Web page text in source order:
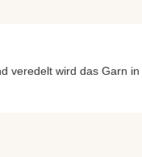
veredelt wird das Garn in